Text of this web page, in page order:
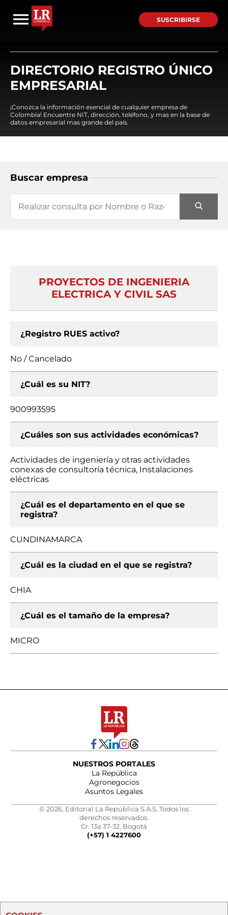
SUSCRIBIRSE
DIRECTORIO REGISTRO ÚNICO
EMPRESARIAL
¡Conozca la información esencial de cualquier empresa de
Colombia! Encuentre NIT, dirección, teléfono, y mas en la base de
datos empresarial mas grande del país.
Buscar empresa
PROYECTOS DE INGENIERIA
ELECTRICA Y CIVIL SAS
¿Registro RUES activo?
No / Cancelado
¿Cuál es su NIT?
900993595
¿Cuáles son sus actividades económicas?
Actividades de ingeniería y otras actividades
conexas de consultoría técnica, Instalaciones
eléctricas
¿Cuál es el departamento en el que se
registra?
CUNDINAMARCA
¿Cuál es la ciudad en el que se registra?
CHIA
¿Cuál es el tamaño de la empresa?
MICRO
NUESTROS PORTALES
La República
Agronegocios
Asuntos Legales
© 2026, Editorial La República S.A.S. Todos los
derechos reservados.
Cr. 13a 37-32, Bogotá
(+57) 1 4227600